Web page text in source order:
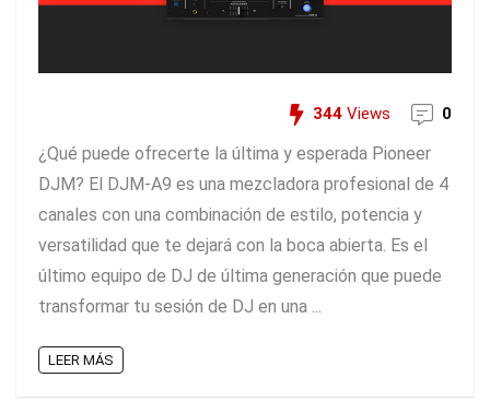
344 Views 0
¿Qué puede ofrecerte la última y esperada Pioneer
DJM? El DJM-A9 es una mezcladora profesional de 4
canales con una combinación de estilo, potencia y
versatilidad que te dejará con la boca abierta. Es el
último equipo de DJ de última generación que puede
transformar tu sesión de DJ en una ...
LEER MÁS